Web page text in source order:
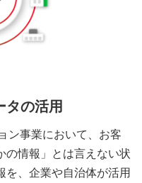
タの活用
ン事業において、お客
の情報」とは言えない状
を、企業や自治体が活用